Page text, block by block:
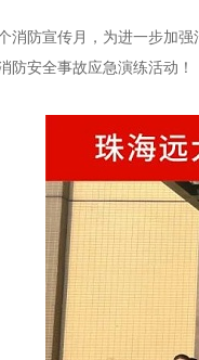
消防宣传月，为进一步加
防安全事故应急演练活动！